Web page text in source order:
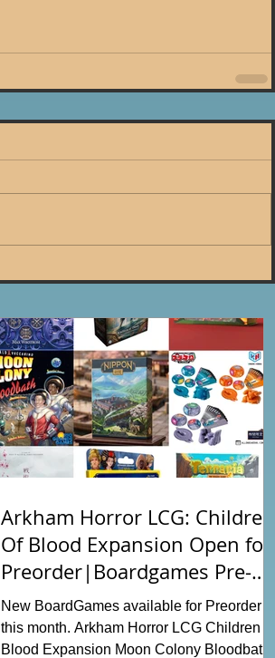
Arkham Horror LCG: Children
Of Blood Expansion Open for
Preorder|Boardgames Pre-
Order News July2026
New BoardGames available for Preorder for
this month. Arkham Horror LCG Children Of
Blood Expansion Moon Colony Bloodbath